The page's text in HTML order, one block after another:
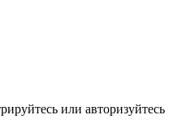
или авторизуйтесь